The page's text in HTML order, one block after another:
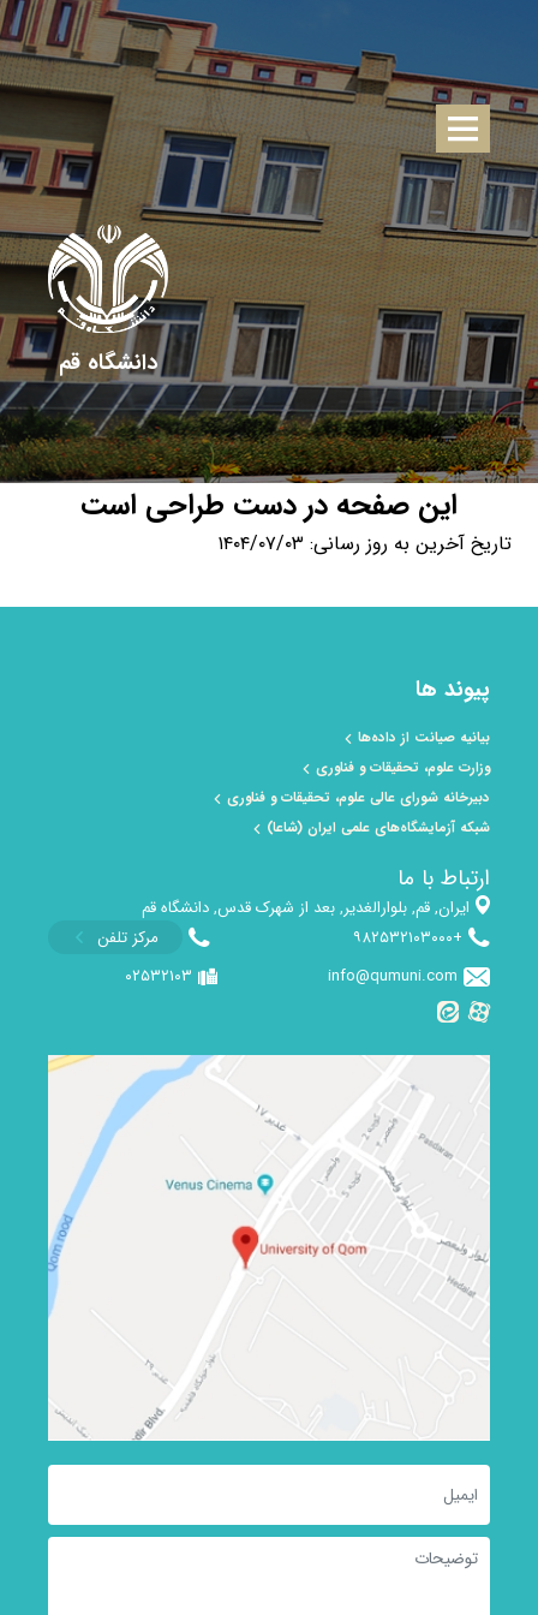
دانشگاه قم
این صفحه در دست طراحی است
تاریخ آخرین به روز رسانی: ۱۴۰۴/۰۷/۰۳
پیوند ها
بیانیه صیانت از داده‌ها
وزارت علوم، تحقیقات و فناوری
دبیرخانه شورای عالی علوم، تحقیقات و فناوری
شبکه آزمایشگاه‌های علمی ایران (شاعا)
ارتباط با ما
ایران, قم, بلوارالغدیر, بعد از شهرک قدس, دانشگاه قم
+۹۸۲۵۳۲۱۰۳۰۰۰
مرکز تلفن
info@qumuni.com
۰۲۵۳۲۱۰۳